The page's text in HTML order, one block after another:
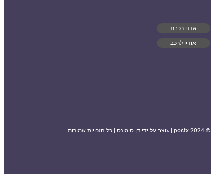
אדני רכבת
אודיו לרכב
© 2024 postx | עוצב על ידי דן סימונס | כל הזכויות שמורות